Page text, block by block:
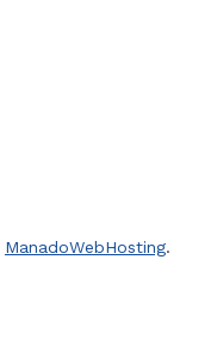
ManadoWebHosting.